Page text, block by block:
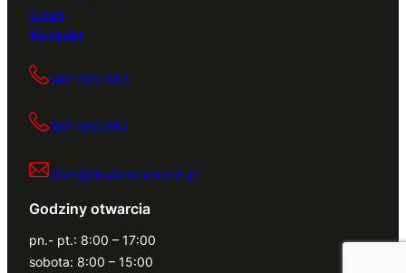
O nas
Kontakt
667 000 083
667 000 084
biuro@dealerszamocin.pl
Godziny otwarcia
pn.- pt.: 8:00 – 17:00
sobota: 8:00 – 15:00